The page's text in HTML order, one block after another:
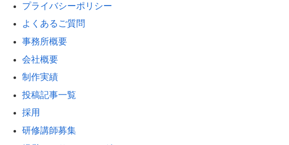
プライバシーポリシー
よくあるご質問
事務所概要
会社概要
制作実績
投稿記事一覧
採用
研修講師募集